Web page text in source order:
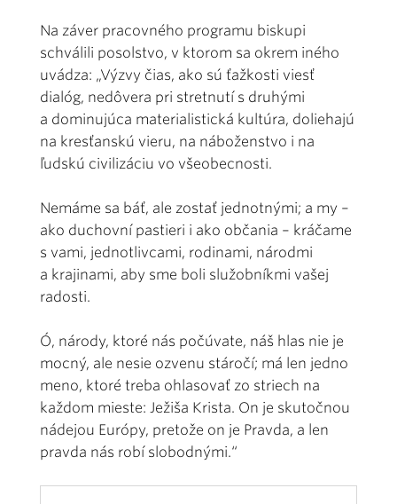
Na záver pracovného programu biskupi
schválili posolstvo, v ktorom sa okrem iného
uvádza: „Výzvy čias, ako sú ťažkosti viesť
dialóg, nedôvera pri stretnutí s druhými
a dominujúca materialistická kultúra, doliehajú
na kresťanskú vieru, na náboženstvo i na
ľudskú civilizáciu vo všeobecnosti.
Nemáme sa báť, ale zostať jednotnými; a my –
ako duchovní pastieri i ako občania – kráčame
s vami, jednotlivcami, rodinami, národmi
a krajinami, aby sme boli služobníkmi vašej
radosti.
Ó, národy, ktoré nás počúvate, náš hlas nie je
mocný, ale nesie ozvenu stáročí; má len jedno
meno, ktoré treba ohlasovať zo striech na
každom mieste: Ježiša Krista. On je skutočnou
nádejou Európy, pretože on je Pravda, a len
pravda nás robí slobodnými.“